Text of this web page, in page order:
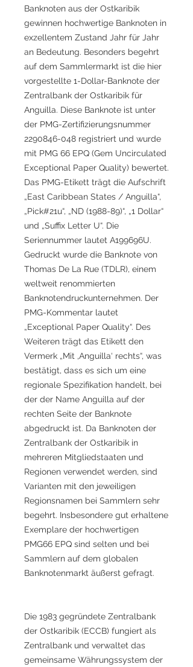
Banknoten aus der Ostkaribik
gewinnen hochwertige Banknoten in
exzellentem Zustand Jahr für Jahr
an Bedeutung. Besonders begehrt
auf dem Sammlermarkt ist die hier
vorgestellte 1-Dollar-Banknote der
Zentralbank der Ostkaribik für
Anguilla. Diese Banknote ist unter
der PMG-Zertifizierungsnummer
2290846-048 registriert und wurde
mit PMG 66 EPQ (Gem Uncirculated
Exceptional Paper Quality) bewertet.
Das PMG-Etikett trägt die Aufschrift
„East Caribbean States / Anguilla“,
„Pick#21u“, „ND (1988-89)“, „1 Dollar“
und „Suffix Letter U“. Die
Seriennummer lautet A199696U.
Gedruckt wurde die Banknote von
Thomas De La Rue (TDLR), einem
weltweit renommierten
Banknotendruckunternehmen. Der
PMG-Kommentar lautet
„Exceptional Paper Quality“. Des
Weiteren trägt das Etikett den
Vermerk „Mit ‚Anguilla‘ rechts“, was
bestätigt, dass es sich um eine
regionale Spezifikation handelt, bei
der der Name Anguilla auf der
rechten Seite der Banknote
abgedruckt ist. Da Banknoten der
Zentralbank der Ostkaribik in
mehreren Mitgliedstaaten und
Regionen verwendet werden, sind
Varianten mit den jeweiligen
Regionsnamen bei Sammlern sehr
begehrt. Insbesondere gut erhaltene
Exemplare der hochwertigen
PMG66 EPQ sind selten und bei
Sammlern auf dem globalen
Banknotenmarkt äußerst gefragt.
Die 1983 gegründete Zentralbank
der Ostkaribik (ECCB) fungiert als
Zentralbank und verwaltet das
gemeinsame Währungssystem der